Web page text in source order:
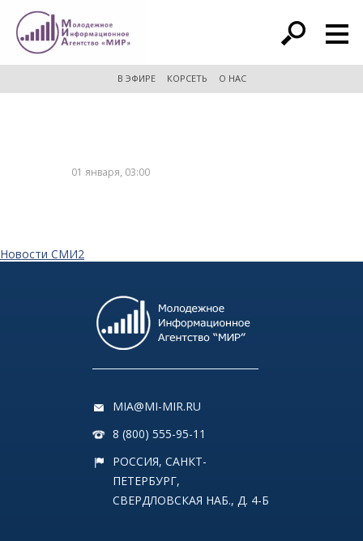
расширенный поиск
В ЭФИРЕ КОРСЕТЬ О НАС
01 января, 03:00
Новости СМИ2
MIA@MI-MIR.RU
8 (800) 555-95-11
РОССИЯ, САНКТ-
ПЕТЕРБУРГ,
СВЕРДЛОВСКАЯ НАБ., Д. 4-Б